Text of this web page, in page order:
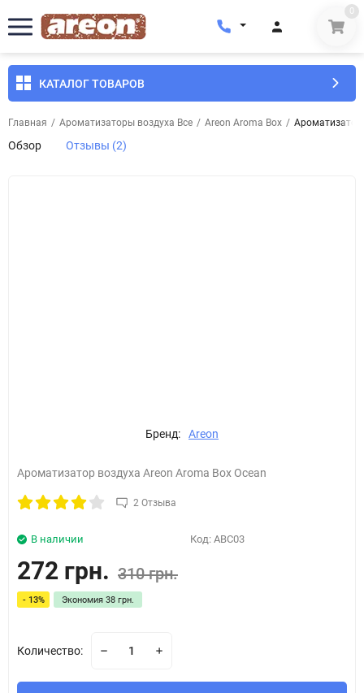
0
КАТАЛОГ ТОВАРОВ
Главная / Ароматизаторы воздуха Все / Areon Aroma Box / Ароматизатор
Обзор Отзывы (2)
Бренд: Areon
Ароматизатор воздуха Areon Aroma Box Ocean
2 Отзыва
В наличии Код: ABC03
272 грн. 310 грн.
- 13% Экономия 38 грн.
Количество: